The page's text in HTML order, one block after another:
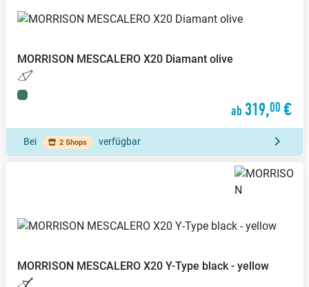
MORRISON MESCALERO X20 Diamant olive
ab 319,00 €
Bei 2 Shops verfügbar
MORRISON MESCALERO X20 Y-Type black - yellow